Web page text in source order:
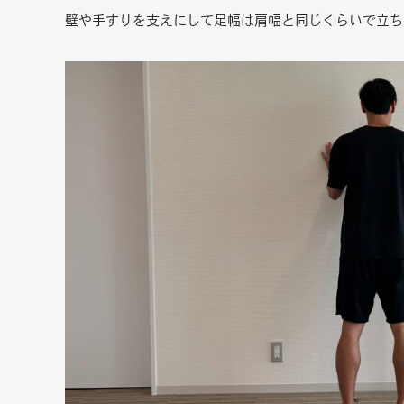
壁や手すりを支えにして足幅は肩幅と同じくらいで立